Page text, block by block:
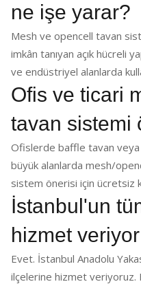
ne işe yarar?
Mesh ve opencell tavan
imkân tanıyan açık hücreli
ve endüstriyel alanlarda
Ofis ve ticari
tavan sistemi
Ofislerde baffle tavan
büyük alanlarda mesh/
sistem önerisi için ücretsiz
İstanbul'un
hizmet
Evet. İstanbul Anadolu
ilçelerine hizmet veriyoruz.